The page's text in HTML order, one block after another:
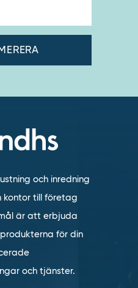
och inredning
kontor till företag
är att erbjuda
för din
och tjänster.